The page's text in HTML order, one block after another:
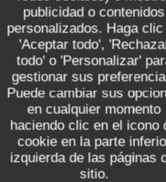
publicidad o contenidos
personalizados. Haga clic
'Aceptar todo',
todo' o 'Personalizar'
gestionar sus
Puede cambiar sus
en cualquier momento
haciendo clic en el icono
cookie en la parte
izquierda de las páginas
sitio.
de bois, Mediterranea, Cocina
productos frescos, Comida
Italienne , Italiana
NEGOCIO
Italiano